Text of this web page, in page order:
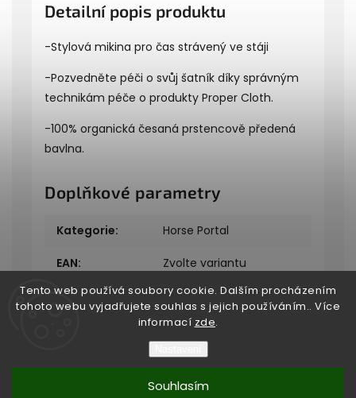
Tento web používá soubory cookie. Dalším procházením
tohoto webu vyjadřujete souhlas s jejich používáním.. Více
informací zde.
Souhlasím
Detailní popis produktu
-Stylová mikina pro čas strávený ve stáji
-Pozvedněte péči o svůj šatník díky správným
technikám péče o produkty Proper Cloth.
-100% organická česaná prstencově předená
bavlna.
Doplňkové parametry
Kategorie: Horse Portal
EAN: Zvolte variantu
Copyright 2026Bukefalos. Všechna práva vyhrazena.
Shoptet| Design